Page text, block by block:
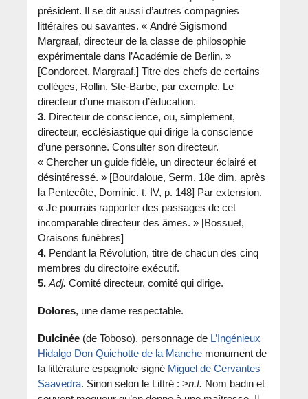
président. Il se dit aussi d’autres compagnies
littéraires ou savantes. « André Sigismond
Margraaf, directeur de la classe de philosophie
expérimentale dans l’Académie de Berlin. »
[Condorcet, Margraaf.] Titre des chefs de certains
colléges, Rollin, Ste-Barbe, par exemple. Le
directeur d’une maison d’éducation.
3. Directeur de conscience, ou, simplement,
directeur, ecclésiastique qui dirige la conscience
d’une personne. Consulter son directeur.
« Chercher un guide fidèle, un directeur éclairé et
désintéressé. » [Bourdaloue, Serm. 18e dim. après
la Pentecôte, Dominic. t. IV, p. 148] Par extension.
« Je pourrais rapporter des passages de cet
incomparable directeur des âmes. » [Bossuet,
Oraisons funèbres]
4. Pendant la Révolution, titre de chacun des cinq
membres du directoire exécutif.
5. Adj. Comité directeur, comité qui dirige.
Dolores, une dame respectable.
Dulcinée (de Toboso), personnage de L’Ingénieux
Hidalgo Don Quichotte de la Manche monument de
la littérature espagnole signé Miguel de Cervantes
Saavedra. Sinon selon le Littré : >n.f. Nom badin et